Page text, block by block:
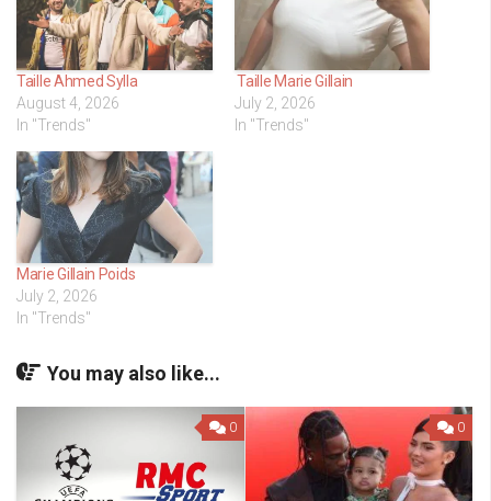
Taille Ahmed Sylla
August 4, 2026
In "Trends"
Taille Marie Gillain
July 2, 2026
In "Trends"
Marie Gillain Poids
July 2, 2026
In "Trends"
You may also like...
0 0